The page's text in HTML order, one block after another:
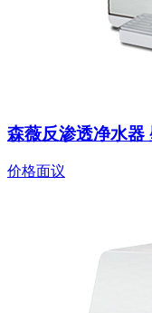
森薇反渗透净水器
价格面议